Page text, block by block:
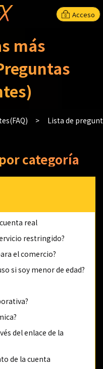
Acceso
más
Lista de
categoría
real
restringido?
el comercio?
si soy menor de edad?
del enlace de la
de la cuenta